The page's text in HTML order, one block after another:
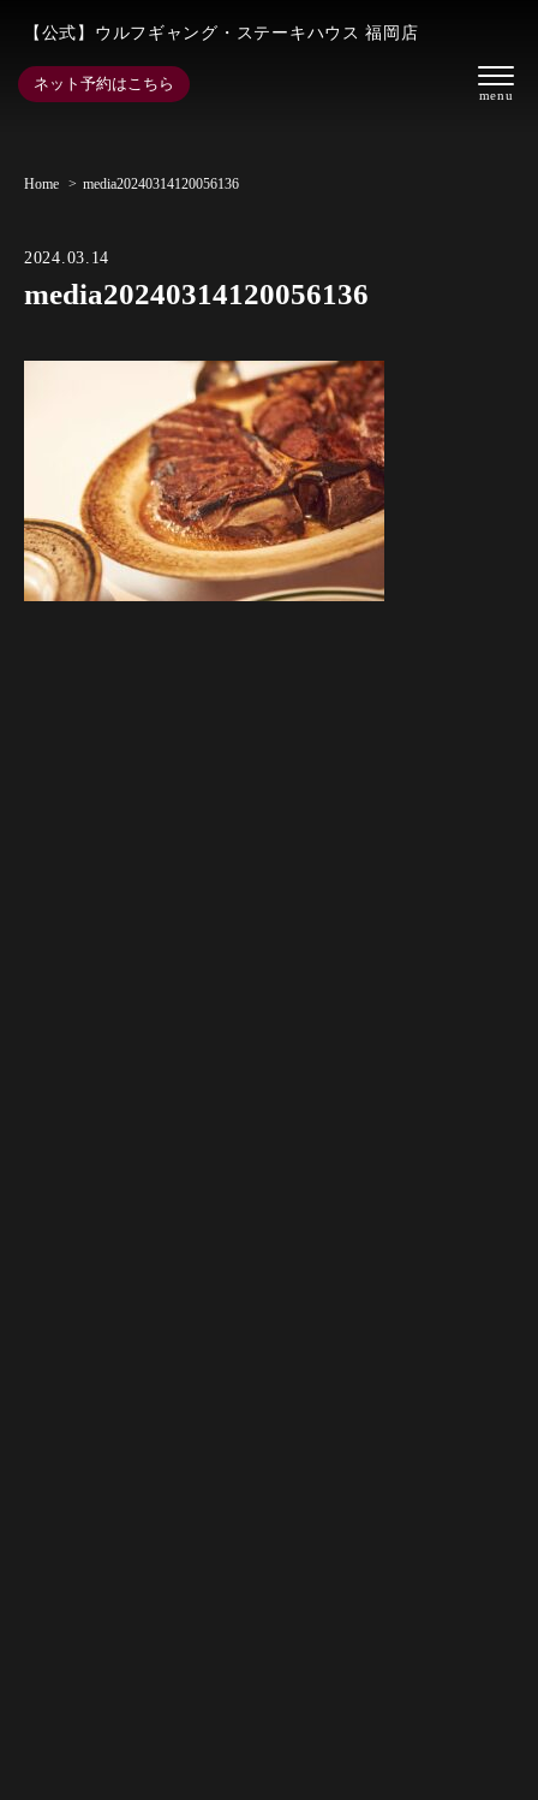
【公式】ウルフギャング・ステーキハウス 福岡店
ネット予約はこちら
Home media20240314120056136
2024.03.14
media20240314120056136